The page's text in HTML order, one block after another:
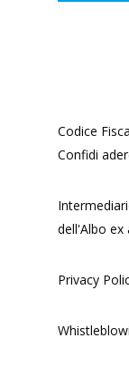
Codice
Confidi
dell'Albo ex
Privacy